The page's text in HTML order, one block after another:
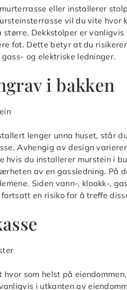
eller installerer
vil du vite hvor
Dekkstolper er
fot. Dette betyr at du
og elektriske ledninger.
i bakken
lenger unna huset, står
Avhengig av design
du installerer murstein i
av en gassledning. På
Siden vann-, kloakk-,
en risiko for å treffe
som helst på
i utkanten av